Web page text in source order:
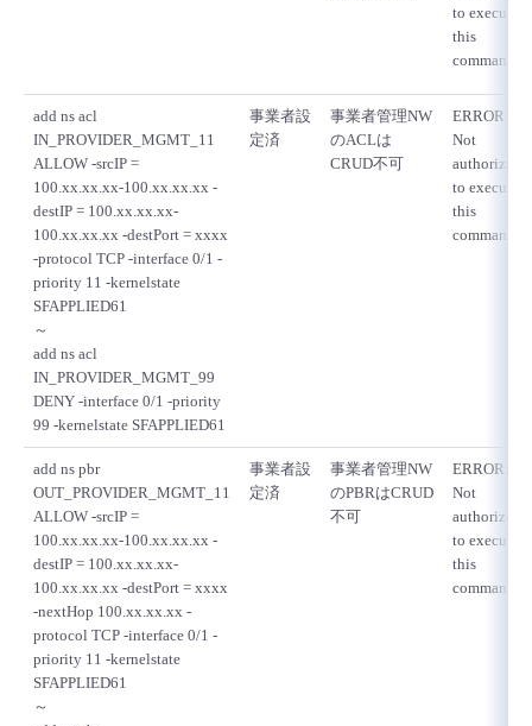
to execute
this
command
add ns acl
IN_PROVIDER_MGMT_11
ALLOW -srcIP =
100.xx.xx.xx-100.xx.xx.xx -
destIP = 100.xx.xx.xx-
100.xx.xx.xx -destPort = xxxx
-protocol TCP -interface 0/1 -
priority 11 -kernelstate
SFAPPLIED61
～
add ns acl
IN_PROVIDER_MGMT_99
DENY -interface 0/1 -priority
99 -kernelstate SFAPPLIED61
事業者設
定済
事業者管理NW
のACLは
CRUD不可
ERROR:
Not
authorized
to execute
this
command
add ns pbr
OUT_PROVIDER_MGMT_11
ALLOW -srcIP =
100.xx.xx.xx-100.xx.xx.xx -
destIP = 100.xx.xx.xx-
100.xx.xx.xx -destPort = xxxx
-nextHop 100.xx.xx.xx -
protocol TCP -interface 0/1 -
priority 11 -kernelstate
SFAPPLIED61
～
事業者設
定済
事業者管理NW
のPBRはCRUD
不可
ERROR:
Not
authorized
to execute
this
command